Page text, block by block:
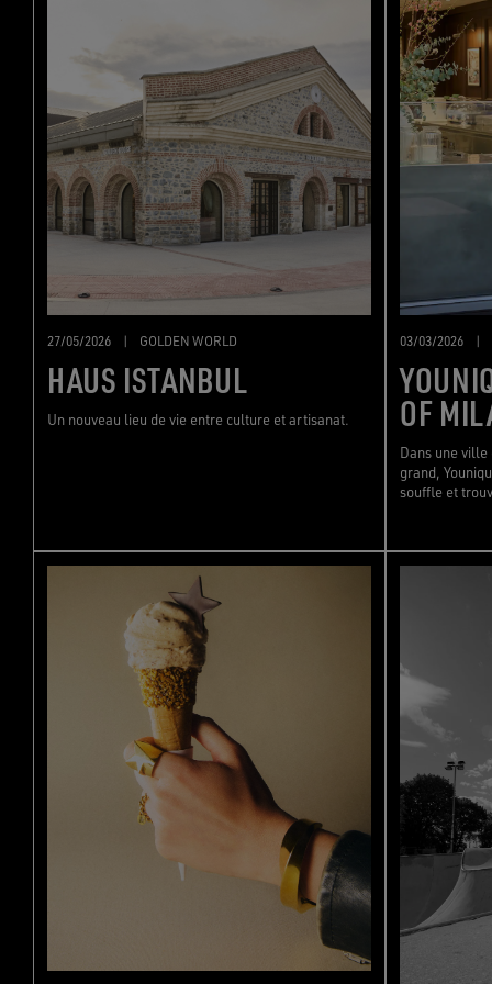
27/05/2026 | GOLDEN WORLD
HAUS ISTANBUL
Un nouveau lieu de vie entre culture et artisanat.
03/03/2026 |
OF
Dans une ville
grand,
souffle et